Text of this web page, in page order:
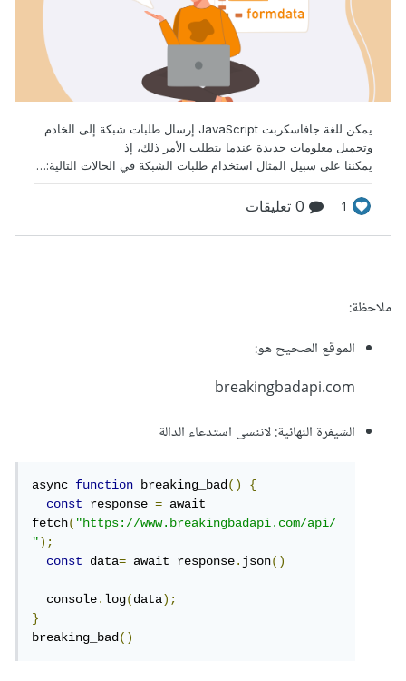
ملاحظة:
الموقع الصحيح هو:
breakingbadapi.com
الشيفرة النهائية: لاننسى استدعاء الدالة
async function breaking_bad()
{
const
response = await
fetch("https://www.breakingbadapi.com/api/
");
const
data= await response.json()
  console
.log(data);
}
breaking_bad()